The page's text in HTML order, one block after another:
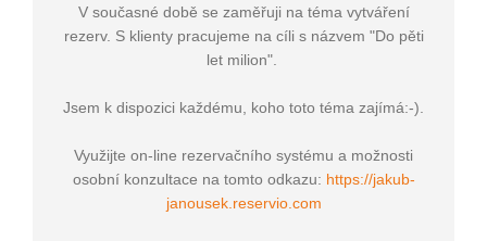
V současné době se zaměřuji na téma vytváření
rezerv. S klienty pracujeme na cíli s názvem "Do pěti
let milion".
Jsem k dispozici každému, koho toto téma zajímá:-).
Využijte on-line rezervačního systému a možnosti
osobní konzultace na tomto odkazu: https://jakub-
janousek.reservio.com